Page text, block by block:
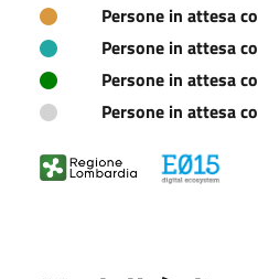
Persone in attesa
Persone in attesa
Persone in attesa
Persone in attesa